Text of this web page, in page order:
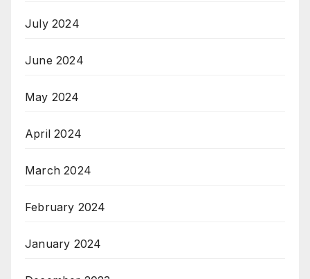
July 2024
June 2024
May 2024
April 2024
March 2024
February 2024
January 2024